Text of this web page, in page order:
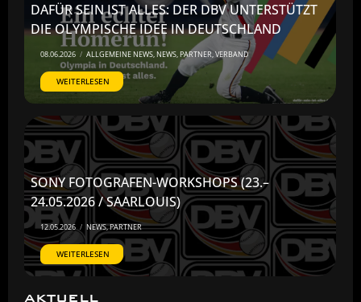
AKTUELL
DAFÜR SEIN IST ALLES: DER DBV UNTERSTÜTZT
DIE OLYMPISCHE IDEE IN DEUTSCHLAND
08.06.2026 / ALLGEMEINE NEWS,NEWS,PARTNER,VERBAND
WEITERLESEN
SONY FOTOGRAFEN-WORKSHOPS (23.–
24.05.2026 / SAARLOUIS)
12.05.2026 / NEWS,PARTNER
WEITERLESEN